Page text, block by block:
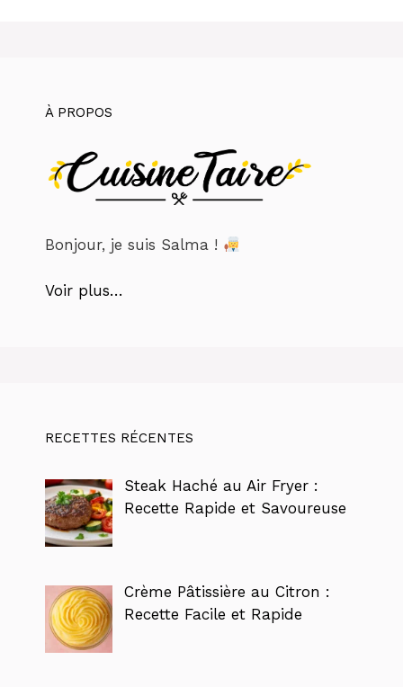
À PROPOS
Bonjour, je suis Salma !
Voir plus…
RECETTES RÉCENTES
Steak Haché au Air Fryer :
Recette Rapide et Savoureuse
Crème Pâtissière au Citron :
Recette Facile et Rapide